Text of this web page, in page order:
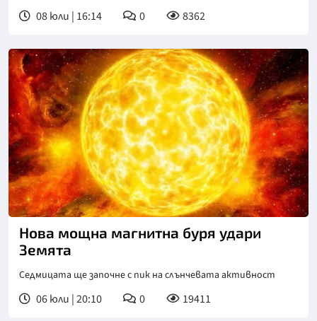
08 юли | 16:14 0 8362
Нова мощна магнитна буря удари
Земята
Седмицата ще започне с пик на слънчевата активност
06 юли | 20:10 0 19411